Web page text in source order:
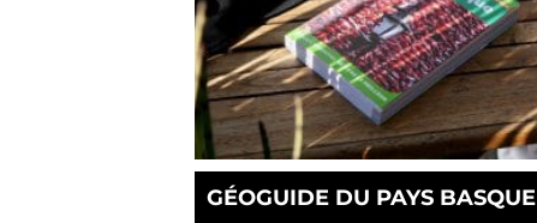
GÉOGUIDE DU PAYS BASQUE